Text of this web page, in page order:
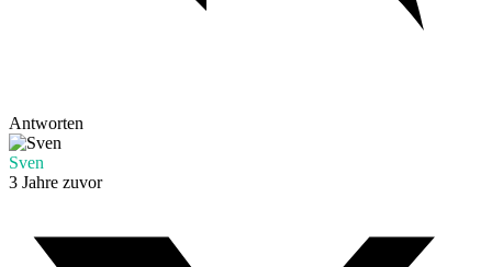
Antworten
Sven
3 Jahre zuvor